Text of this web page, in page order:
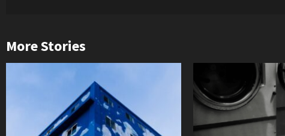
More Stories